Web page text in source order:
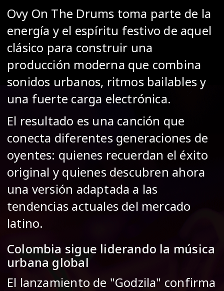
Ovy On The Drums toma parte de la
energía y el espíritu festivo de aquel
clásico para construir una
producción moderna que combina
sonidos urbanos, ritmos bailables y
una fuerte carga electrónica.
El resultado es una canción que
conecta diferentes generaciones de
oyentes: quienes recuerdan el éxito
original y quienes descubren ahora
una versión adaptada a las
tendencias actuales del mercado
latino.
Colombia sigue liderando la música
urbana global
El lanzamiento de "Godzila" confirma